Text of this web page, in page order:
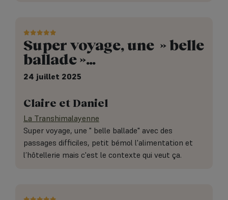
Super voyage, une » belle
ballade »…
24 juillet 2025
Claire et Daniel
La Transhimalayenne
Super voyage, une " belle ballade" avec des
passages difficiles, petit bémol l'alimentation et
l’hôtellerie mais c'est le contexte qui veut ça.